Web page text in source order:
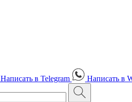
Написать в Telegram Написать в